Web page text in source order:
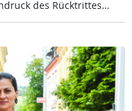
des Rück­trit­tes…